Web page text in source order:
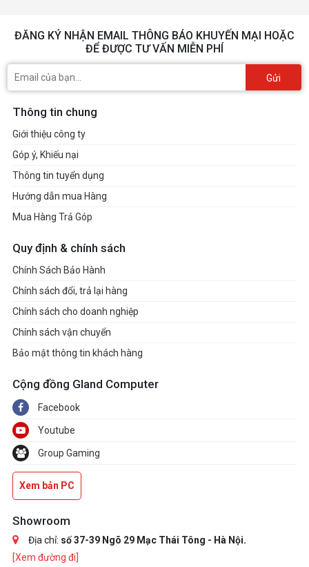
ĐĂNG KÝ NHẬN EMAIL THÔNG BÁO KHUYẾN MẠI HOẶC
ĐỂ ĐƯỢC TƯ VẤN MIỄN PHÍ
Gửi
Thông tin chung
Giới thiệu công ty
Góp ý, Khiếu nại
Thông tin tuyển dụng
Hướng dẫn mua Hàng
Mua Hàng Trả Góp
Quy định & chính sách
Chính Sách Bảo Hành
Chính sách đổi, trả lại hàng
Chính sách cho doanh nghiệp
Chính sách vận chuyển
Bảo mật thông tin khách hàng
Cộng đồng Gland Computer
Facebook
Youtube
Group Gaming
Xem bản PC
Showroom
Địa chỉ: số 37-39 Ngõ 29 Mạc Thái Tông - Hà Nội.
[Xem đường đi]